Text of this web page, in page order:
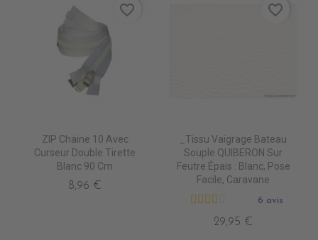
ZIP Chaine 10 Avec
Curseur Double Tirette
Blanc 90 Cm
8,96 €
favorite_border
_Tissu Vaigrage Bateau
Souple QUIBERON Sur
Feutre Épais : Blanc, Pose
Facile, Caravane
6 avis
29,95 €
favorite_border